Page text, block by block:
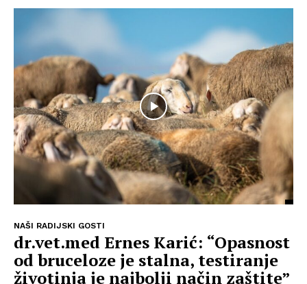
NAŠI RADIJSKI GOSTI
dr.vet.med Ernes Karić: “Opasnost
od bruceloze je stalna, testiranje
životinja je najbolji način zaštite”